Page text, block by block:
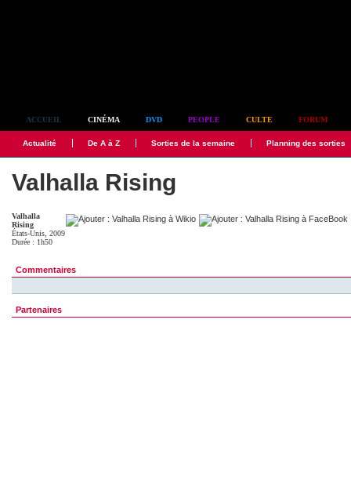
ACCUEIL CINÉMA DVD PEOPLE CULTE FORUM
Actualité De A à Z Sorties de la semaine Planning des sorties
Valhalla Rising
Valhalla
Rising
États-Unis, 2009
Durée : 1h50
Commentaires
Partenaires